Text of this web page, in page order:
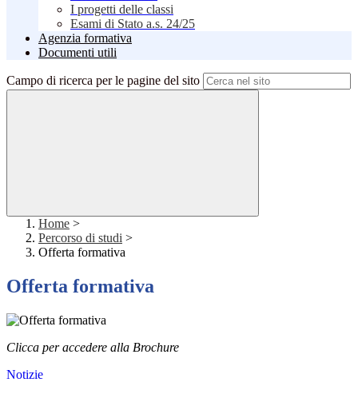
I progetti delle classi
Esami di Stato a.s. 24/25
Agenzia formativa
Documenti utili
Campo di ricerca per le pagine del sito
Home >
Percorso di studi >
Offerta formativa
Offerta formativa
Clicca per accedere alla Brochure
Notizie